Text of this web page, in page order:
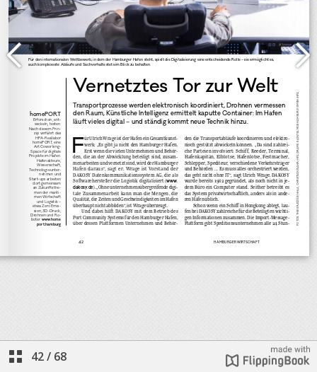
42/ 68